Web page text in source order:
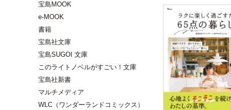
宝島MOOK
e-MOOK
書籍
宝島社文庫
宝島SUGOI 文庫
このライトノベルがすごい！文庫
宝島社新書
マルチメディア
WLC（ワンダーランドコミックス）